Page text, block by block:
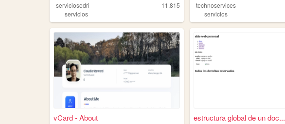
serviciosedri
11,815
servicios
technoservices
servicios
vCard - About estructura global de un doc...